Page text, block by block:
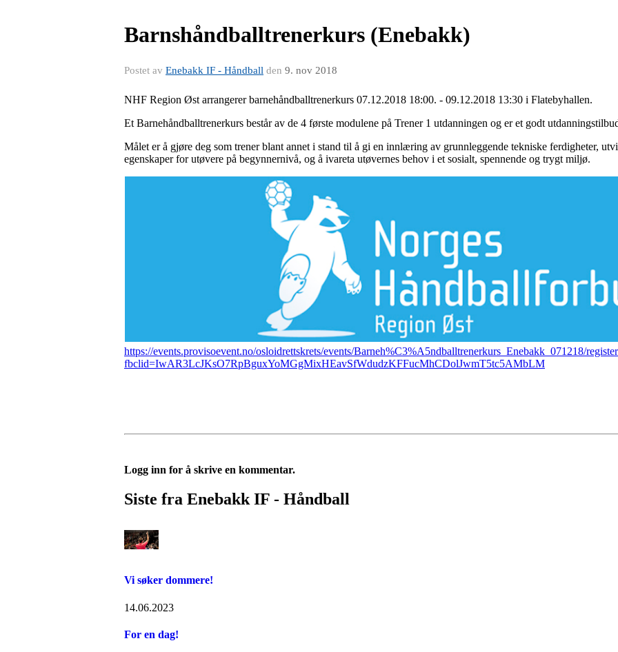
Barnshåndballtrenerkurs (Enebakk)
Postet av Enebakk IF - Håndball den 9. nov 2018
NHF Region Øst arrangerer barnehåndballtrenerkurs 07.12.2018 18:00. - 09.12.2018 13:30 i Flatebyhallen.
Et Barnehåndballtrenerkurs består av de 4 første modulene på Trener 1 utdanningen og er et godt
Målet er å gjøre deg som trener blant annet i stand til å gi en innlæring av grunnleggende tekniske ferdigheter,
egenskaper for utøvere på begynnernivå, og å ivareta utøvernes behov i et sosialt, spennende og trygt miljø.
https://events.provisoevent.no/osloidrettskrets/events/Barneh%C3%A5ndballtrenerkurs_Enebakk_071218/
fbclid=IwAR3LcJKsO7RpBguxYoMGgMixHEavSfWdudzKFFucMhCDolJwmT5tc5AMbLM
Logg inn for å skrive en kommentar.
Siste fra Enebakk IF - Håndball
Vi søker dommere!
14.06.2023
For en dag!